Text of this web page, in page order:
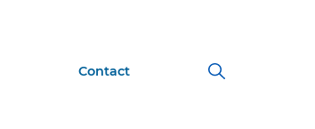
Contact